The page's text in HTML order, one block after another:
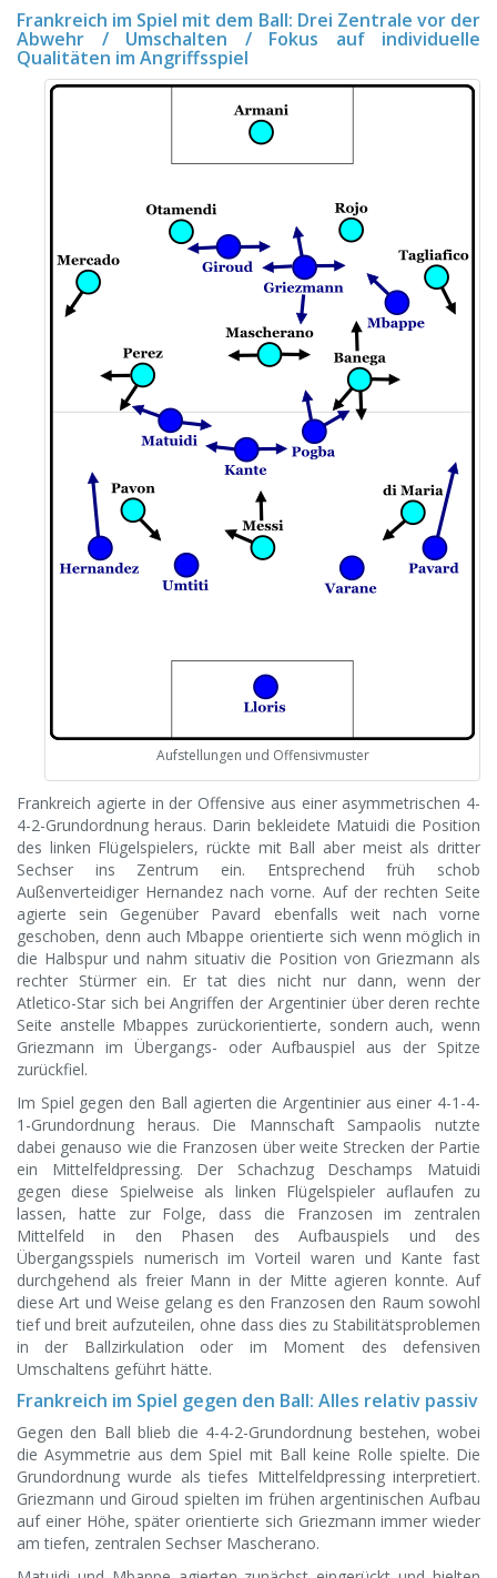
Frankreich im Spiel mit dem Ball: Drei Zentrale vor der
Abwehr / Umschalten / Fokus auf individuelle
Qualitäten im Angriffsspiel
Aufstellungen und Offensivmuster
Frankreich agierte in der Offensive aus einer asymmetrischen 4-
4-2-Grundordnung heraus. Darin bekleidete Matuidi die Position
des linken Flügelspielers, rückte mit Ball aber meist als dritter
Sechser ins Zentrum ein. Entsprechend früh schob
Außenverteidiger Hernandez nach vorne. Auf der rechten Seite
agierte sein Gegenüber Pavard ebenfalls weit nach vorne
geschoben, denn auch Mbappe orientierte sich wenn möglich in
die Halbspur und nahm situativ die Position von Griezmann als
rechter Stürmer ein. Er tat dies nicht nur dann, wenn der
Atletico-Star sich bei Angriffen der Argentinier über deren rechte
Seite anstelle Mbappes zurückorientierte, sondern auch, wenn
Griezmann im Übergangs- oder Aufbauspiel aus der Spitze
zurückfiel.
Im Spiel gegen den Ball agierten die Argentinier aus einer 4-1-4-
1-Grundordnung heraus. Die Mannschaft Sampaolis nutzte
dabei genauso wie die Franzosen über weite Strecken der Partie
ein Mittelfeldpressing. Der Schachzug Deschamps Matuidi
gegen diese Spielweise als linken Flügelspieler auflaufen zu
lassen, hatte zur Folge, dass die Franzosen im zentralen
Mittelfeld in den Phasen des Aufbauspiels und des
Übergangsspiels numerisch im Vorteil waren und Kante fast
durchgehend als freier Mann in der Mitte agieren konnte. Auf
diese Art und Weise gelang es den Franzosen den Raum sowohl
tief und breit aufzuteilen, ohne dass dies zu Stabilitätsproblemen
in der Ballzirkulation oder im Moment des defensiven
Umschaltens geführt hätte.
Frankreich im Spiel gegen den Ball: Alles relativ passiv
Gegen den Ball blieb die 4-4-2-Grundordnung bestehen, wobei
die Asymmetrie aus dem Spiel mit Ball keine Rolle spielte. Die
Grundordnung wurde als tiefes Mittelfeldpressing interpretiert.
Griezmann und Giroud spielten im frühen argentinischen Aufbau
auf einer Höhe, später orientierte sich Griezmann immer wieder
am tiefen, zentralen Sechser Mascherano.